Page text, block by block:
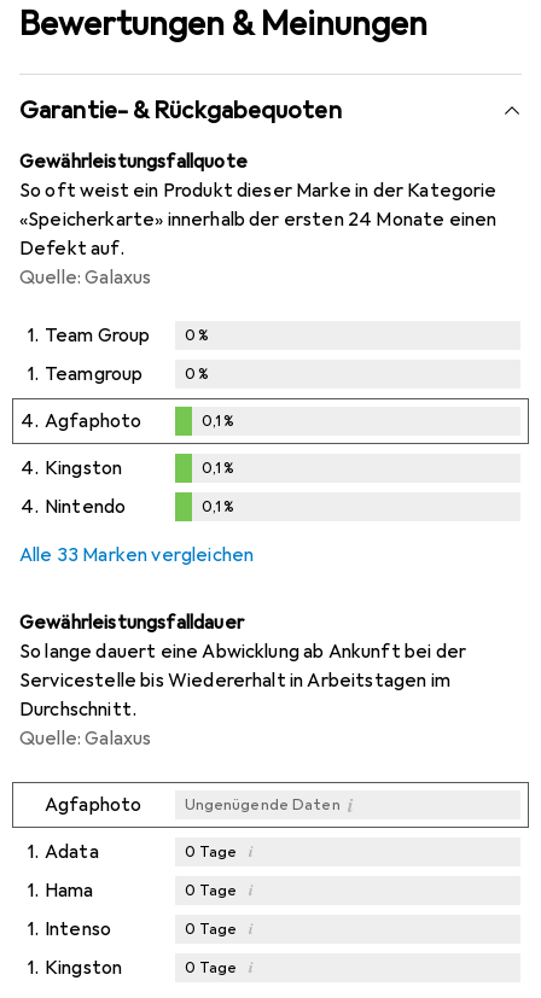
Bewertungen & Meinungen
Garantie- & Rückgabequoten
Gewährleistungsfallquote
So oft weist ein Produkt dieser Marke in der Kategorie
«Speicherkarte» innerhalb der ersten 24 Monate einen
Defekt auf.
Quelle: Galaxus
1. Team Group 0%
1. Teamgroup 0%
4. Agfaphoto
0,1%
0,1%
4. Kingston
%
0,1%
4. Nintendo 0,1%
Alle 33 Marken vergleichen
Gewährleistungsfalldauer
So lange dauert eine Abwicklung ab Ankunft bei der
Servicestelle bis Wiedererhalt in Arbeitstagen im
Durchschnitt.
Quelle: Galaxus
Agfaphoto Ungenügende Daten i
1. Adata 0 Tage i
1. Hama 0 Tage i
1. Intenso 0 Tage i
1. Kingston 0 Tage i